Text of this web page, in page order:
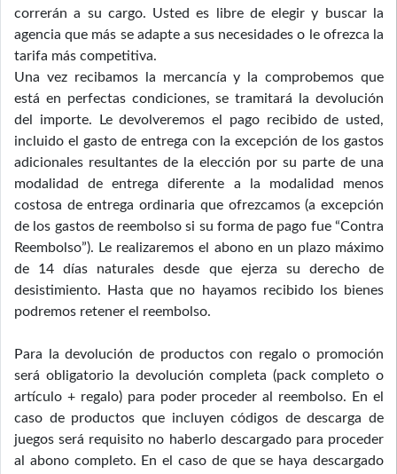
correrán a su cargo. Usted es libre de elegir y buscar la
agencia que más se adapte a sus necesidades o le ofrezca la
tarifa más competitiva.
Una vez recibamos la mercancía y la comprobemos que
está en perfectas condiciones, se tramitará la devolución
del importe. Le devolveremos el pago recibido de usted,
incluido el gasto de entrega con la excepción de los gastos
adicionales resultantes de la elección por su parte de una
modalidad de entrega diferente a la modalidad menos
costosa de entrega ordinaria que ofrezcamos (a excepción
de los gastos de reembolso si su forma de pago fue “Contra
Reembolso”). Le realizaremos el abono en un plazo máximo
de 14 días naturales desde que ejerza su derecho de
desistimiento. Hasta que no hayamos recibido los bienes
podremos retener el reembolso.
Para la devolución de productos con regalo o promoción
será obligatorio la devolución completa (pack completo o
artículo + regalo) para poder proceder al reembolso. En el
caso de productos que incluyen códigos de descarga de
juegos será requisito no haberlo descargado para proceder
al abono completo. En el caso de que se haya descargado